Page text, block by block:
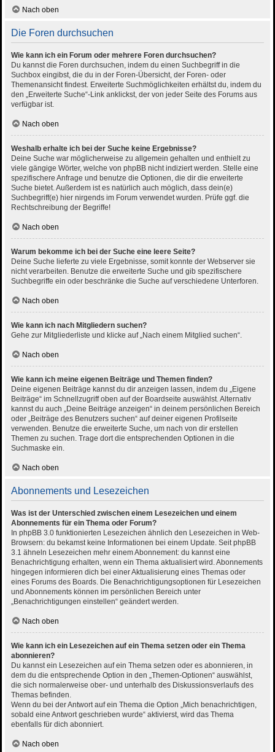
Nach oben
Die Foren durchsuchen
Wie kann ich ein Forum oder mehrere Foren durchsuchen?
Du kannst die Foren durchsuchen, indem du einen Suchbegriff in die
Suchbox eingibst, die du in der Foren-Übersicht, der Foren- oder
Themenansicht findest. Erweiterte Suchmöglichkeiten erhältst du, indem du
den „Erweiterte Suche“-Link anklickst, der von jeder Seite des Forums aus
verfügbar ist.
Nach oben
Weshalb erhalte ich bei der Suche keine Ergebnisse?
Deine Suche war möglicherweise zu allgemein gehalten und enthielt zu
viele gängige Wörter, welche von phpBB nicht indiziert werden. Stelle eine
spezifischere Anfrage und benutze die Optionen, die dir die erweiterte
Suche bietet. Außerdem ist es natürlich auch möglich, dass dein(e)
Suchbegriff(e) hier nirgends im Forum verwendet wurden. Prüfe ggf. die
Rechtschreibung der Begriffe!
Nach oben
Warum bekomme ich bei der Suche eine leere Seite?
Deine Suche lieferte zu viele Ergebnisse, somit konnte der Webserver sie
nicht verarbeiten. Benutze die erweiterte Suche und gib spezifischere
Suchbegriffe ein oder beschränke die Suche auf verschiedene Unterforen.
Nach oben
Wie kann ich nach Mitgliedern suchen?
Gehe zur Mitgliederliste und klicke auf „Nach einem Mitglied suchen“.
Nach oben
Wie kann ich meine eigenen Beiträge und Themen finden?
Deine eigenen Beiträge kannst du dir anzeigen lassen, indem du „Eigene
Beiträge“ im Schnellzugriff oben auf der Boardseite auswählst. Alternativ
kannst du auch „Deine Beiträge anzeigen“ in deinem persönlichen Bereich
oder „Beiträge des Benutzers suchen“ auf deiner eigenen Profilseite
verwenden. Benutze die erweiterte Suche, um nach von dir erstellen
Themen zu suchen. Trage dort die entsprechenden Optionen in die
Suchmaske ein.
Nach oben
Abonnements und Lesezeichen
Was ist der Unterschied zwischen einem Lesezeichen und einem
Abonnements für ein Thema oder Forum?
In phpBB 3.0 funktionierten Lesezeichen ähnlich den Lesezeichen in Web-
Browsern: du bekamst keine Informationen bei einem Update. Seit phpBB
3.1 ähneln Lesezeichen mehr einem Abonnement: du kannst eine
Benachrichtigung erhalten, wenn ein Thema aktualisiert wird. Abonnements
hingegen informieren dich bei einer Aktualisierung eines Themas oder
eines Forums des Boards. Die Benachrichtigungsoptionen für Lesezeichen
und Abonnements können im persönlichen Bereich unter
„Benachrichtigungen einstellen“ geändert werden.
Nach oben
Wie kann ich ein Lesezeichen auf ein Thema setzen oder ein Thema
abonnieren?
Du kannst ein Lesezeichen auf ein Thema setzen oder es abonnieren, in
dem du die entsprechende Option in den „Themen-Optionen“ auswählst,
die sich normalerweise ober- und unterhalb des Diskussionsverlaufs des
Themas befinden.
Wenn du bei der Antwort auf ein Thema die Option „Mich benachrichtigen,
sobald eine Antwort geschrieben wurde“ aktivierst, wird das Thema
ebenfalls für dich abonniert.
Nach oben